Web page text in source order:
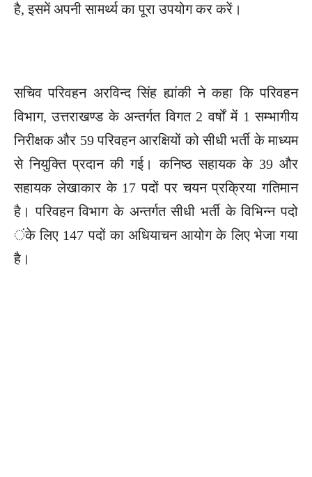
है, इसमें अपनी सामर्थ्य का पूरा उपयोग कर करें।
सचिव परिवहन अरविन्द सिंह ह्यांकी ने कहा कि परिवहन
विभाग, उत्तराखण्ड के अन्तर्गत विगत 2 वर्षों में 1 सम्भागीय
निरीक्षक और 59 परिवहन आरक्षियों को सीधी भर्ती के माध्यम
से नियुक्ति प्रदान की गई। कनिष्ठ सहायक के 39 और
सहायक लेखाकार के 17 पदों पर चयन प्रक्रिया गतिमान
है। परिवहन विभाग के अन्तर्गत सीधी भर्ती के विभिन्न पदो
ंके लिए 147 पदों का अधियाचन आयोग के लिए भेजा गया
है।